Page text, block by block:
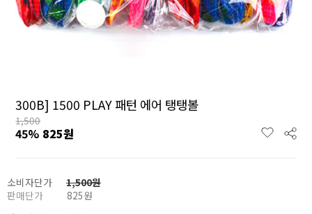
300B] 1500 PLAY 패턴 에어 탱탱볼
1,500
45% 825원
소비자단가 1,500원
판매단가
825원